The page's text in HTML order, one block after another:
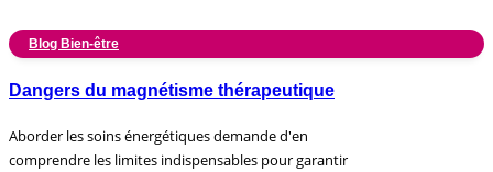
Blog Bien-être
Dangers du magnétisme thérapeutique
Aborder les soins énergétiques demande d'en
comprendre les limites indispensables pour garantir